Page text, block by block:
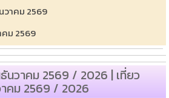
วาคม 2569
ม 2569
นวาคม 2569 / 2026 | เที่ยว
คม 2569 / 2026